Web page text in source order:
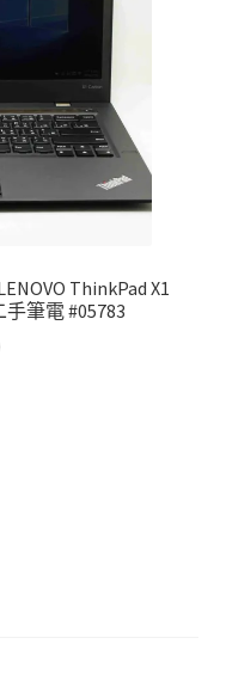
ThinkPad X1
手筆電 #05783